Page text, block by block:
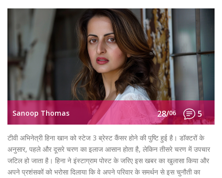
Sanoop Thomas 28/06 5
टीवी अभिनेत्री हिना खान को स्टेज 3 ब्रेस्ट कैंसर होने की पुष्टि हुई है। डॉक्टरों के
अनुसार, पहले और दूसरे चरण का इलाज आसान होता है, लेकिन तीसरे चरण में उपचार
जटिल हो जाता है। हिना ने इंस्टाग्राम पोस्ट के जरिए इस खबर का खुलासा किया और
अपने प्रशंसकों को भरोसा दिलाया कि वे अपने परिवार के समर्थन से इस चुनौती का